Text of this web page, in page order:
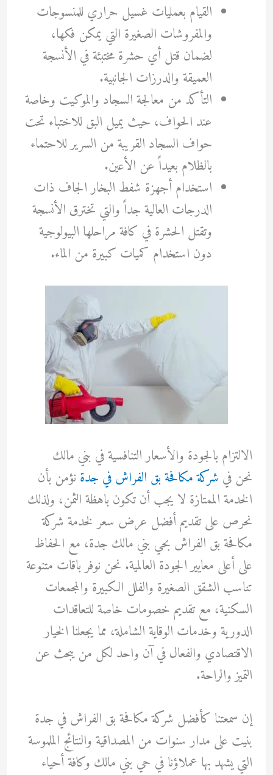
القيام بعمليات غسيل حراري للمنسوجات
والمفروشات الصغيرة التي يمكن فكها،
لضمان قتل أي حشرة مختبئة في الأنسجة
العميقة والدرزات الجانبية.
التأكد من معالجة السجاد والموكيت وخاصة
عند الحواف، حيث يميل البق للاختباء تحت
حواف السجاد القريبة من السرير للاحتماء
بالظلام بعيداً عن الأعين.
استخدام أجهزة شفط البخار الجاف ذات
الدرجات العالية جداً والتي تخترق الأنسجة
وتقتل الحشرة في كافة مراحلها البيولوجية
دون استخدام كميات كبيرة من الماء.
الالتزام بالجودة والأسعار التنافسية في بني مالك
نحن في شركة مكافحة بق الفراش في جدة نؤمن بأن
الخدمة الممتازة لا يجب أن تكون باهظة الثمن، ولذلك
نحرص على تقديم أفضل عرض سعر لخدمة شركة
مكافحة بق الفراش بحي بني مالك جدة، مع الحفاظ
على أعلى معايير الجودة العالمية. نحن نوفر باقات متنوعة
تناسب الشقق الصغيرة والفلل الكبيرة والمجمعات
السكنية، مع تقديم خصومات خاصة للتعاقدات
الدورية وخدمات الوقاية الشاملة، مما يجعلنا الخيار
الاقتصادي والفعال في آن واحد لكل من يبحث عن
التميز والراحة.
إن سمعتنا كأفضل شركة مكافحة بق الفراش في جدة
بنيت على مدار سنوات من المصداقية والنتائج الملموسة
التي يشهد بها عملاؤنا في حي بني مالك وكافة أحياء